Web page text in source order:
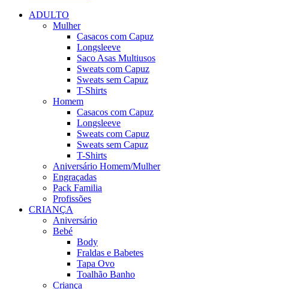
ADULTO
Mulher
Casacos com Capuz
Longsleeve
Saco Asas Multiusos
Sweats com Capuz
Sweats sem Capuz
T-Shirts
Homem
Casacos com Capuz
Longsleeve
Sweats com Capuz
Sweats sem Capuz
T-Shirts
Aniversário Homem/Mulher
Engraçadas
Pack Familia
Profissões
CRIANÇA
Aniversário
Bebé
Body
Fraldas e Babetes
Tapa Ovo
Toalhão Banho
Criança